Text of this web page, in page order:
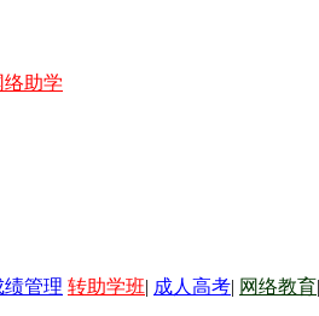
络助学
绩管理 转助学班| 成人高考| 网络教育|